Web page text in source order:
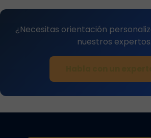
¿Necesitas orientación
nuestros expertos.